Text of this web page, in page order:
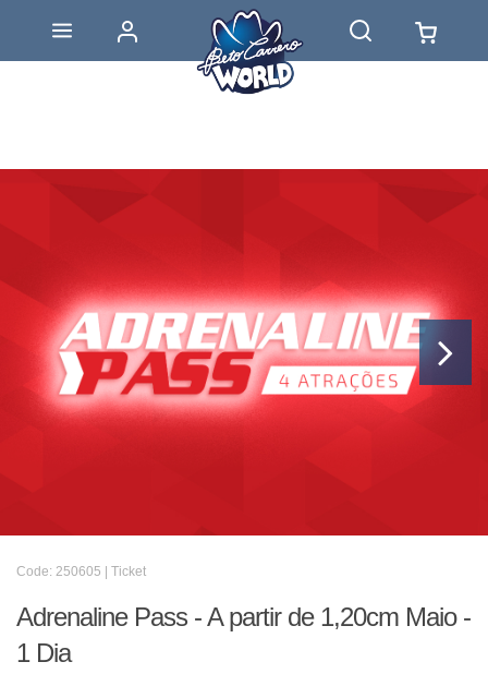
Code: 250605 | Ticket
Adrenaline Pass - A partir de 1,20cm Maio -
1 Dia